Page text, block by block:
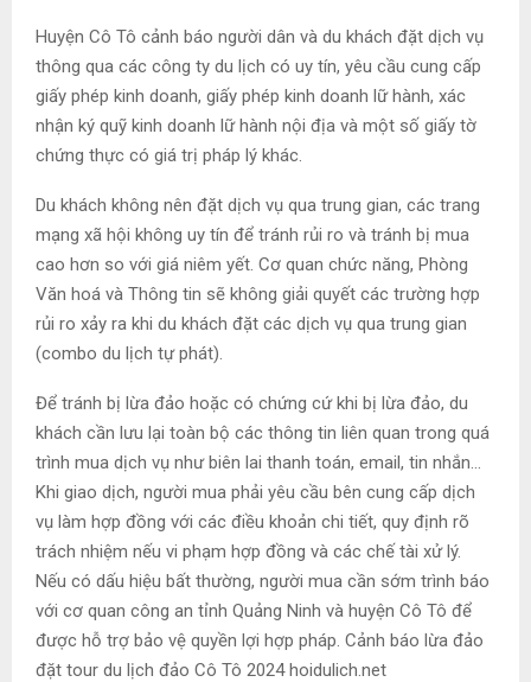
Huyện Cô Tô cảnh báo người dân và du khách đặt dịch vụ
thông qua các công ty du lịch có uy tín, yêu cầu cung cấp
giấy phép kinh doanh, giấy phép kinh doanh lữ hành, xác
nhận ký quỹ kinh doanh lữ hành nội địa và một số giấy tờ
chứng thực có giá trị pháp lý khác.
Du khách không nên đặt dịch vụ qua trung gian, các trang
mạng xã hội không uy tín để tránh rủi ro và tránh bị mua
cao hơn so với giá niêm yết. Cơ quan chức năng, Phòng
Văn hoá và Thông tin sẽ không giải quyết các trường hợp
rủi ro xảy ra khi du khách đặt các dịch vụ qua trung gian
(combo du lịch tự phát).
Để tránh bị lừa đảo hoặc có chứng cứ khi bị lừa đảo, du
khách cần lưu lại toàn bộ các thông tin liên quan trong quá
trình mua dịch vụ như biên lai thanh toán, email, tin nhắn…
Khi giao dịch, người mua phải yêu cầu bên cung cấp dịch
vụ làm hợp đồng với các điều khoản chi tiết, quy định rõ
trách nhiệm nếu vi phạm hợp đồng và các chế tài xử lý.
Nếu có dấu hiệu bất thường, người mua cần sớm trình báo
với cơ quan công an tỉnh Quảng Ninh và huyện Cô Tô để
được hỗ trợ bảo vệ quyền lợi hợp pháp. Cảnh báo lừa đảo
đặt tour du lịch đảo Cô Tô 2024 hoidulich.net